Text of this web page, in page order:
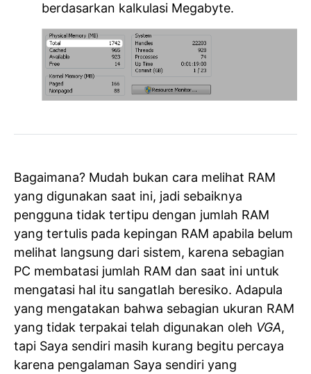
berdasarkan kalkulasi Megabyte.
Bagaimana? Mudah bukan cara melihat RAM
yang digunakan saat ini, jadi sebaiknya
pengguna tidak tertipu dengan jumlah RAM
yang tertulis pada kepingan RAM apabila belum
melihat langsung dari sistem, karena sebagian
PC membatasi jumlah RAM dan saat ini untuk
mengatasi hal itu sangatlah beresiko. Adapula
yang mengatakan bahwa sebagian ukuran RAM
yang tidak terpakai telah digunakan oleh VGA,
tapi Saya sendiri masih kurang begitu percaya
karena pengalaman Saya sendiri yang